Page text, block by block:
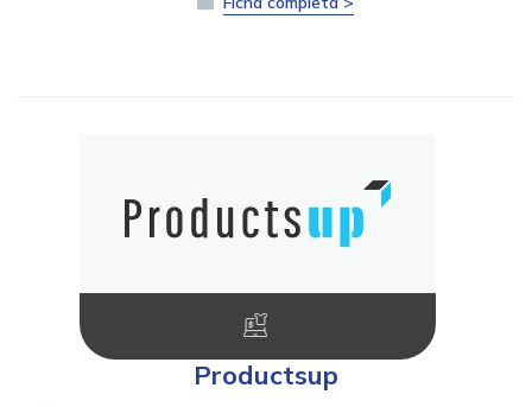
Productsup